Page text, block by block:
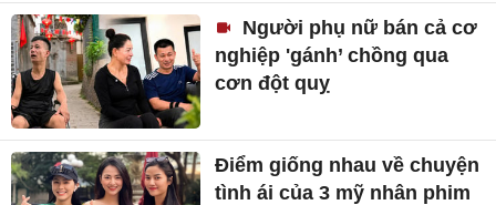
Người phụ nữ bán cả cơ
nghiệp 'gánh’ chồng qua
cơn đột quỵ
Điểm giống nhau về chuyện
tình ái của 3 mỹ nhân phim